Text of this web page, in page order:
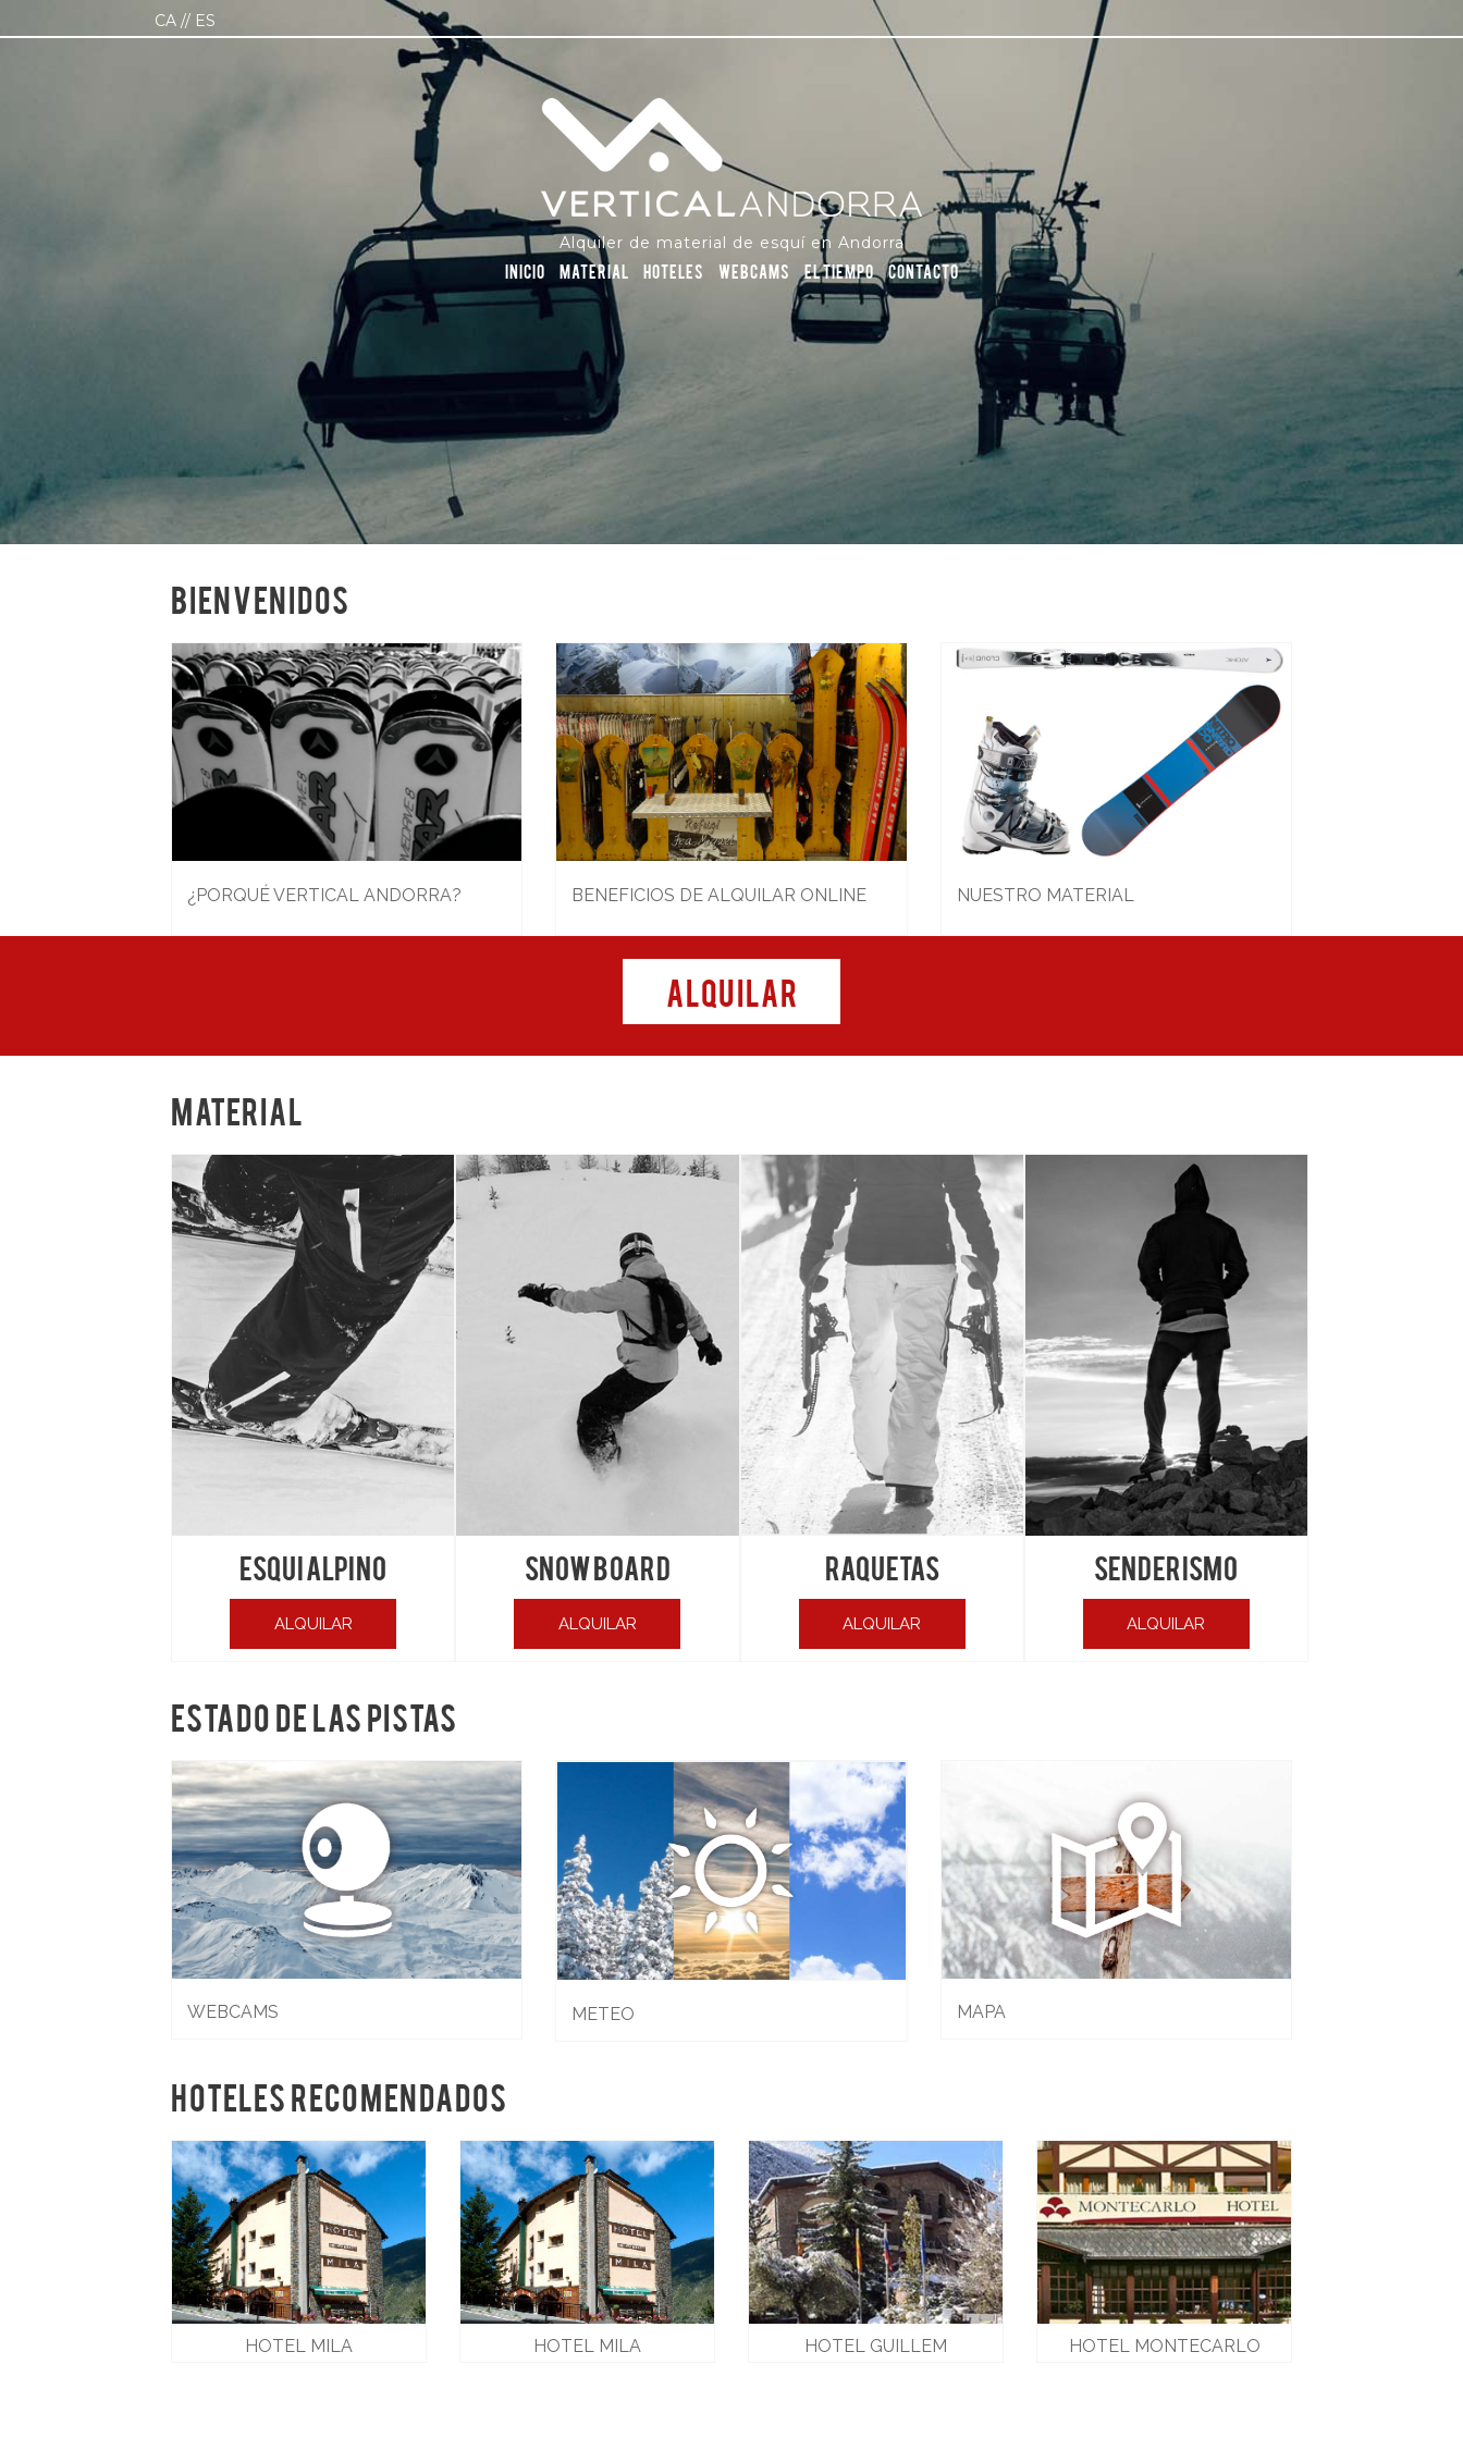
CA ES
Alquiler de material de esquí en Andorra
Inicio
Material Hoteles Webcams El tiempo Contacto
BIENVENIDOS
¿PORQUÉ VERTICAL ANDORRA? BENEFICIOS DE ALQUILAR ONLINE NUESTRO MATERIAL
ALQUILAR
MATERIAL
ESQUI ALPINO
ALQUILAR
SNOW BOARD
ALQUILAR
RAQUETAS
ALQUILAR
SENDERISMO
ALQUILAR
ESTADO DE LAS PISTAS
WEBCAMS METEO MAPA
HOTELES RECOMENDADOS
HOTEL MILA HOTEL MILA HOTEL GUILLEM HOTEL MONTECARLO